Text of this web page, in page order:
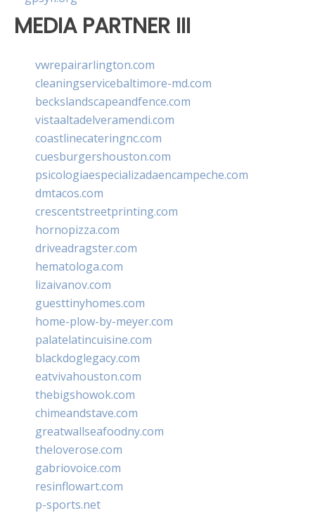
MEDIA PARTNER III
vwrepairarlington.com
cleaningservicebaltimore-md.com
beckslandscapeandfence.com
vistaaltadelveramendi.com
coastlinecateringnc.com
cuesburgershouston.com
psicologiaespecializadaencampeche.com
dmtacos.com
crescentstreetprinting.com
hornopizza.com
driveadragster.com
hematologa.com
lizaivanov.com
guesttinyhomes.com
home-plow-by-meyer.com
palatelatincuisine.com
blackdoglegacy.com
eatvivahouston.com
thebigshowok.com
chimeandstave.com
greatwallseafoodny.com
theloverose.com
gabriovoice.com
resinflowart.com
p-sports.net